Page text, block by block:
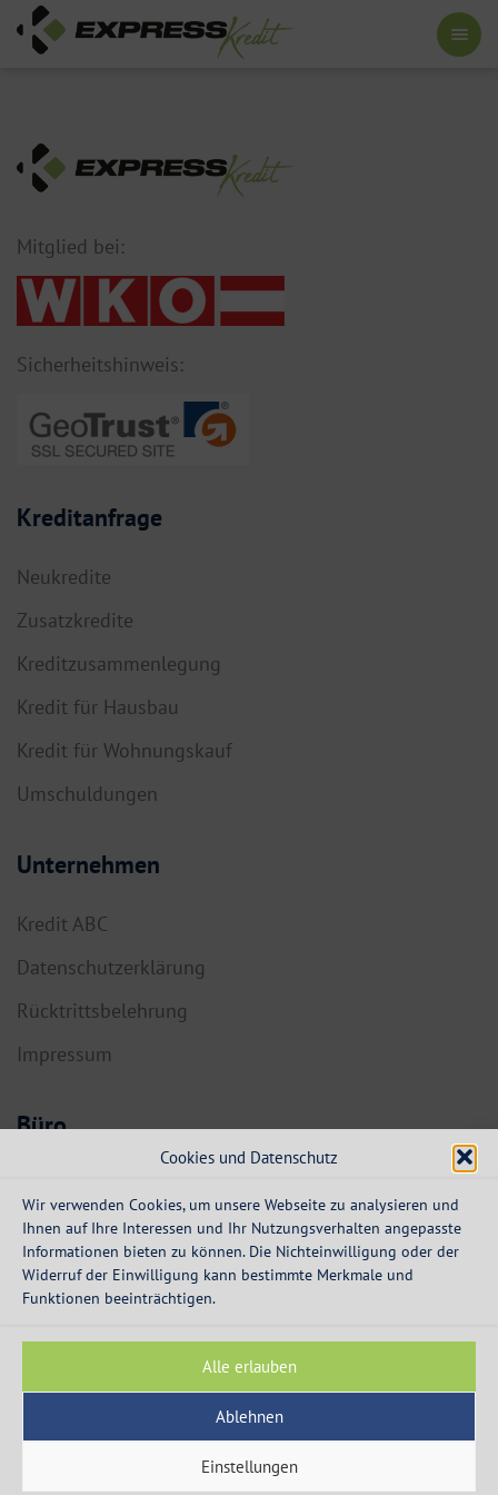
Cookies und Datenschutz
Wir verwenden Cookies, um unsere Webseite zu analysieren und
Ihnen auf Ihre Interessen und Ihr Nutzungsverhalten angepasste
Informationen bieten zu können. Die Nichteinwilligung oder der
Widerruf der Einwilligung kann bestimmte Merkmale und
Funktionen beeinträchtigen.
Alle erlauben
Ablehnen
Einstellungen
Mitglied bei:
Sicherheitshinweis:
Kreditanfrage
Neukredite
Zusatzkredite
Kreditzusammenlegung
Kredit für Hausbau
Kredit für Wohnungskauf
Umschuldungen
Unternehmen
Kredit ABC
Datenschutzerklärung
Rücktrittsbelehrung
Impressum
Büro
Dorf 55a
info@expresskredit.at
MO-DO:
08:30 – 12:30 Uhr
13:30 – 16:00 Uhr
© 2003 - 2026 - Express Kredit - die Spezialisten für